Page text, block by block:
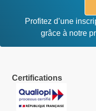
Profitez d’une
grâce à notre
Certifications